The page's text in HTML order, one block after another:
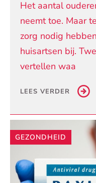
Het aantal
neemt toe. Maar
zorg nodig
huisartsen bij.
vertellen waa
LEES VERDER
GEZONDHEID